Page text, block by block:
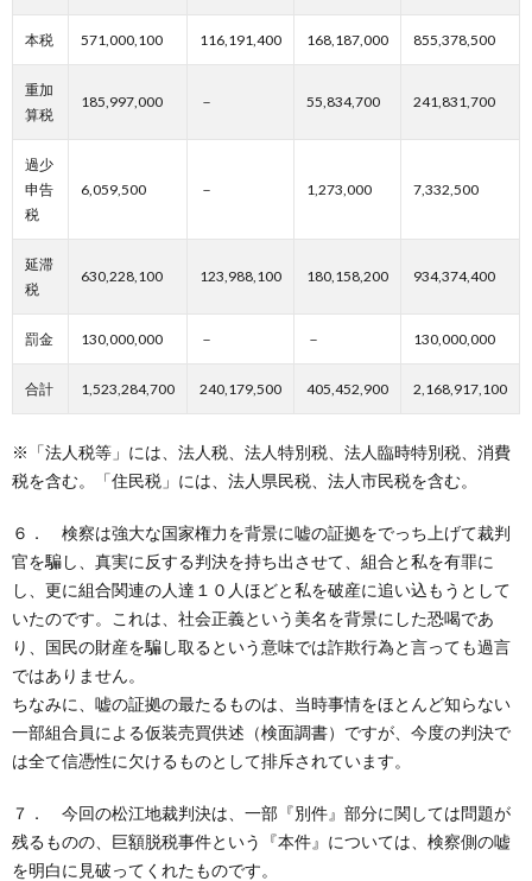
本税 571,000,100 116,191,400 168,187,000 855,378,500
重加
算税
185,997,000 － 55,834,700 241,831,700
過少
申告
税
6,059,500 － 1,273,000 7,332,500
延滞
税
630,228,100 123,988,100 180,158,200 934,374,400
罰金 130,000,000 － － 130,000,000
合計 1,523,284,700 240,179,500 405,452,900 2,168,917,100
※「法人税等」には、法人税、法人特別税、法人臨時特別税、消費
税を含む。「住民税」には、法人県民税、法人市民税を含む。
６． 検察は強大な国家権力を背景に嘘の証拠をでっち上げて裁判
官を騙し、真実に反する判決を持ち出させて、組合と私を有罪に
し、更に組合関連の人達１０人ほどと私を破産に追い込もうとして
いたのです。これは、社会正義という美名を背景にした恐喝であ
り、国民の財産を騙し取るという意味では詐欺行為と言っても過言
ではありません。
ちなみに、嘘の証拠の最たるものは、当時事情をほとんど知らない
一部組合員による仮装売買供述（検面調書）ですが、今度の判決で
は全て信憑性に欠けるものとして排斥されています。
７． 今回の松江地裁判決は、一部『別件』部分に関しては問題が
残るものの、巨額脱税事件という『本件』については、検察側の嘘
を明白に見破ってくれたものです。